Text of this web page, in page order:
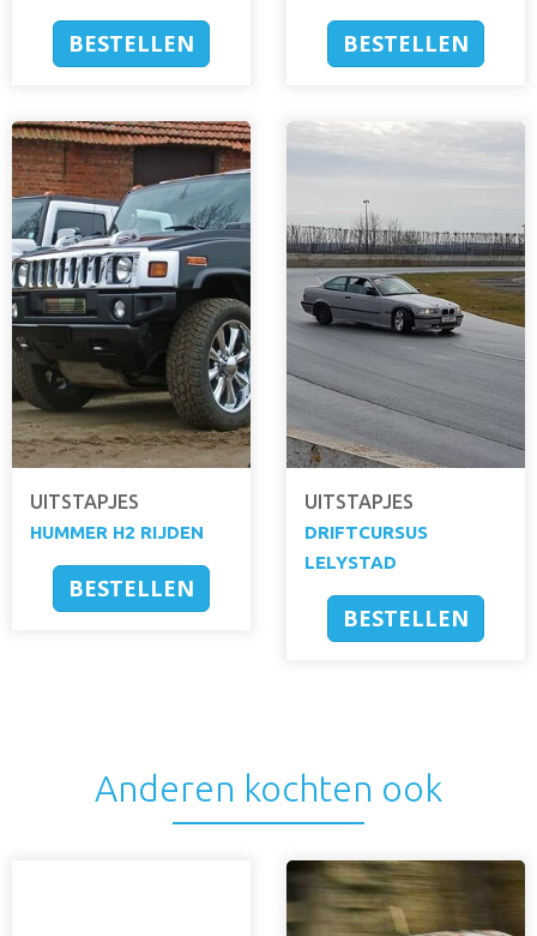
BESTELLEN BESTELLEN
UITSTAPJES
HUMMER H2 RIJDEN
BESTELLEN
UITSTAPJES
DRIFTCURSUS
LELYSTAD
BESTELLEN
Anderen kochten ook